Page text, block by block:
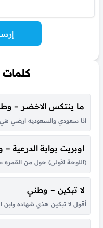
ما ينتكس الاخضر –
انا سعودي والسعوديه ارضي هي
اوبريت بوابة الدرعية
(اللوحة الأولى) حول من
لا تبكين – وطني
أقول لا تبكين هذي شهاده